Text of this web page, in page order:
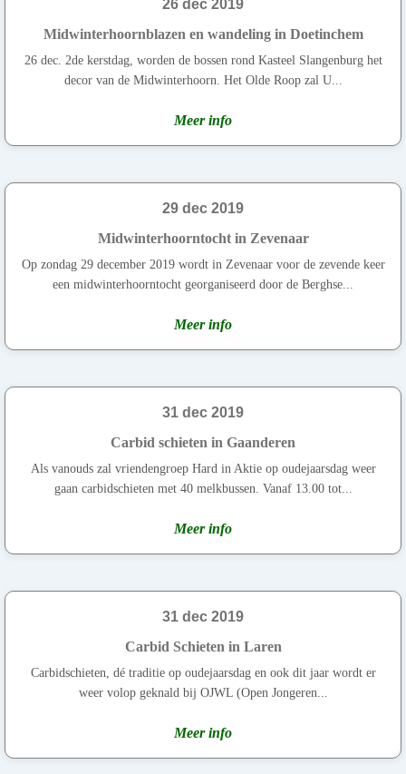
26 dec 2019
Midwinterhoornblazen en wandeling in Doetinchem
26 dec. 2de kerstdag, worden de bossen rond Kasteel Slangenburg het
decor van de Midwinterhoorn. Het Olde Roop zal U...
Meer info
29 dec 2019
Midwinterhoorntocht in Zevenaar
Op zondag 29 december 2019 wordt in Zevenaar voor de zevende keer
een midwinterhoorntocht georganiseerd door de Berghse...
Meer info
31 dec 2019
Carbid schieten in Gaanderen
Als vanouds zal vriendengroep Hard in Aktie op oudejaarsdag weer
gaan carbidschieten met 40 melkbussen. Vanaf 13.00 tot...
Meer info
31 dec 2019
Carbid Schieten in Laren
Carbidschieten, dé traditie op oudejaarsdag en ook dit jaar wordt er
weer volop geknald bij OJWL (Open Jongeren...
Meer info